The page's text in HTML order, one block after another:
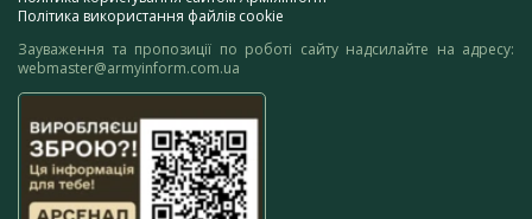
Політика використання файлів cookie
Зауваження та пропозиції по роботі сайту надсилайте на адресу:
webmaster@armyinform.com.ua